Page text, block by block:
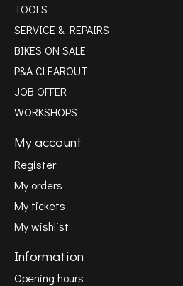
TOOLS
SERVICE & REPAIRS
BIKES ON SALE
P&A CLEAROUT
JOB OFFER
WORKSHOPS
My account
Register
My orders
My tickets
My wishlist
Information
Opening hours